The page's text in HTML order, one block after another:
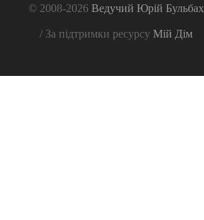
© 2008-2026 Ведучий Юрій Бульбах
/ За підтримки ресурсу Мій Дім